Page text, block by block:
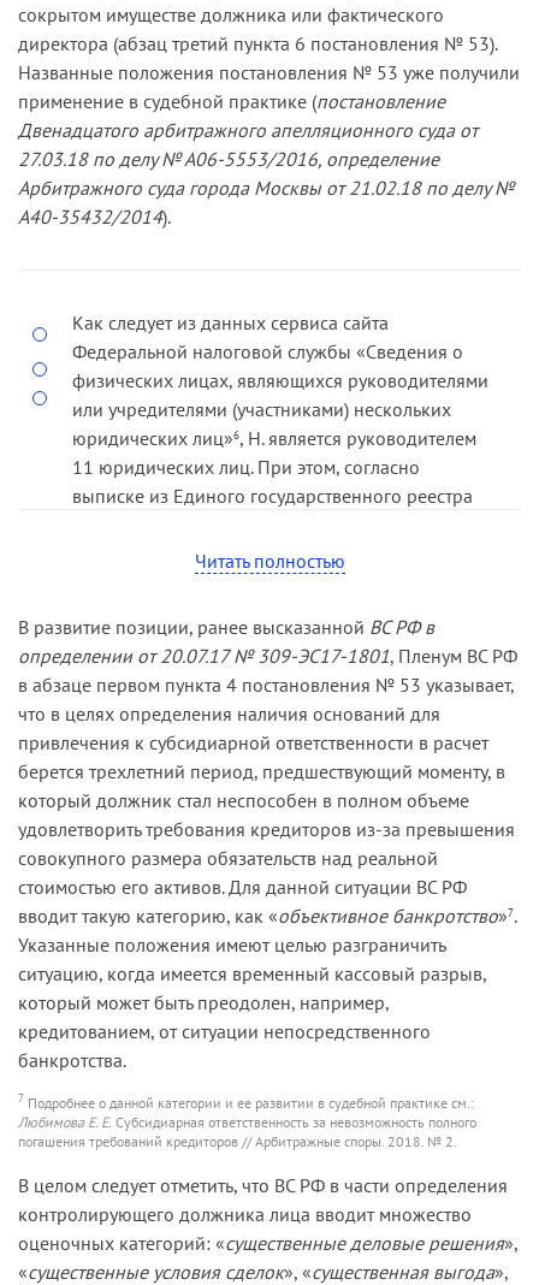
сокрытом имуществе должника или фактического
директора (абзац третий пункта 6 постановления № 53).
Названные положения постановления № 53 уже получили
применение в судебной практике (постановление
Двенадцатого арбитражного апелляционного суда от
27.03.18 по делу № А06-5553/2016, определение
Арбитражного суда города Москвы от 21.02.18 по делу №
А40-35432/2014).
Как следует из данных сервиса сайта
Федеральной налоговой службы «Сведения о
физических лицах, являющихся руководителями
или учредителями (участниками) нескольких
юридических лиц»6, Н. является руководителем
11 юридических лиц. При этом, согласно
выписке из Единого государственного реестра
по Астраханской области Н. зарегистрирована в
Смоленской области, регистрации на
имела, в то время как местом нахождения
должника является Астраханская область. Таким
образом, Н. является «массовым»
руководителем (учредителем) большого
количества юридических лиц, из чего можно
сделать вывод, что контролирующие должника
лица использовали механизм назначения
номинального руководителя. В соответствии с
разъяснением пункта 6 постановления Пленума
ВС РФ от 21.12.17 № 53, по общему правилу,
номинальный и фактический руководители
несут субсидиарную ответственность,
предусмотренную статьями 61.11 и 61.12 Закона
о банкротстве, а также ответственность,
указанную в статье 61.20 Закона о банкротстве,
солидарно (
арбитражного апелляционного суда от 27.03.18
по делу № А06-5553/2016).
Читать полностью
В развитие позиции, ранее высказанной ВС РФ в
определении от 20.07.17 № 309-ЭС17-1801, Пленум ВС РФ
в абзаце первом пункта 4 постановления № 53 указывает,
что в целях определения наличия оснований для
привлечения к субсидиарной ответственности в расчет
берется трехлетний период, предшествующий моменту, в
который должник стал неспособен в полном объеме
удовлетворить требования кредиторов из-за превышения
совокупного размера обязательств над реальной
стоимостью его активов. Для данной ситуации ВС РФ
вводит такую категорию, как «объективное банкротство»7.
Указанные положения имеют целью разграничить
ситуацию, когда имеется временный кассовый разрыв,
который может быть преодолен, например,
кредитованием, от ситуации непосредственного
банкротства.
7 Подробнее о данной категории и ее развитии в судебной практике см.:
Любимова Е. Е. Субсидиарная ответственность за невозможность полного
погашения требований кредиторов // Арбитражные споры. 2018. № 2.
В целом следует отметить, что ВС РФ в части определения
контролирующего должника лица вводит множество
оценочных категорий: «существенные деловые решения»,
«существенные условия сделок», «существенная выгода»,